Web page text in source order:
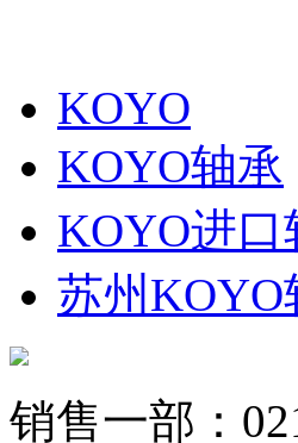
KOYO
KOYO轴承
KOYO进口
苏州KOYO
销售一部：